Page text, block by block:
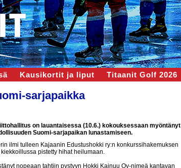
Kausikortit ja liput Titaanit Golf 2026
sarjapaikka
on lauantaisessa (10.6.) kokouksessaan myöntänyt
Suomi-sarjapaikan lunastamiseen.
ilmi tulleen Kajaanin Edustushokki ry:n konkurssihakemuksen
pistetty hihat heilumaan.
nopeaan tahtiin pystyyn Hokki Kainuu Oy-nimeä kantavan